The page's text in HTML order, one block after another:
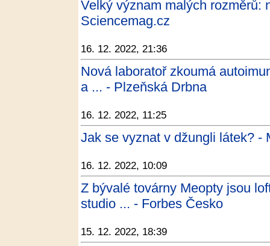
Velký význam malých rozměrů:
Sciencemag.cz
16. 12. 2022, 21:36
Nová laboratoř zkoumá
a ... - Plzeňská Drbna
16. 12. 2022, 11:25
Jak se vyznat v džungli látek? -
16. 12. 2022, 10:09
Z bývalé továrny Meopty jsou
studio ... - Forbes Česko
15. 12. 2022, 18:39